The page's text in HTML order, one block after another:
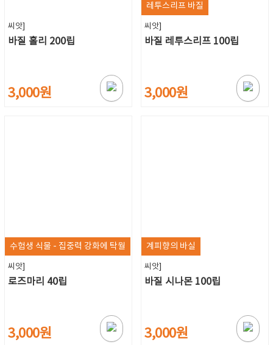
씨앗]
바질 홀리 200립
3,000원
레투스리프 바질
씨앗]
바질 레투스리프 100립
3,000원
수험생 식물 - 집중력 강화에 탁월
씨앗]
로즈마리 40립
3,000원
계피향의 바실
씨앗]
바질 시나몬 100립
3,000원